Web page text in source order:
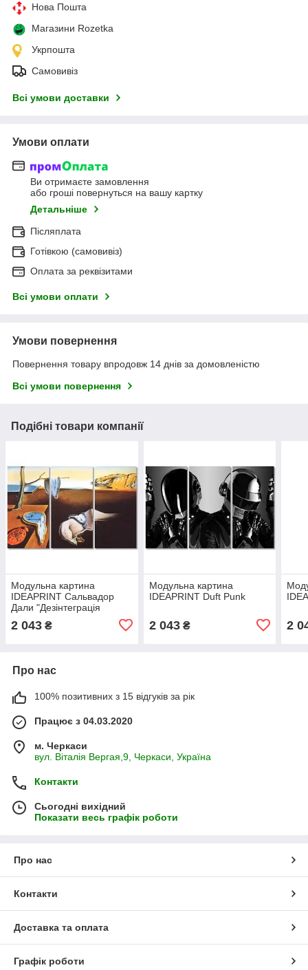
Нова Пошта
Магазини Rozetka
Укрпошта
Самовивіз
Всі умови доставки
Умови оплати
Ви отримаєте замовлення
або гроші повернуться на вашу картку
Детальніше
Післяплата
Готівкою (самовивіз)
Оплата за реквізитами
Всі умови оплати
Умови повернення
Повернення товару впродовж 14 днів за домовленістю
Всі умови повернення
Подібні товари компанії
Модульна картина
IDEAPRINT Сальвадор
Дали "Дезінтеграція
репродукція
2 043 ₴
Модульна картина
IDEAPRINT Duft Punk
2 043₴ 2
Про нас
100% позитивних з 15 відгуків за рік
Працює з 04.03.2020
м. Черкаси
вул. Віталія Вергая,9, Черкаси, Україна
Контакти
Сьогодні вихідний
Показати весь графік роботи
Про нас
Контакти
Доставка та оплата
Графік роботи